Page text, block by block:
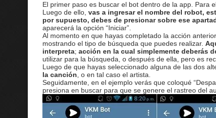
El primer paso es buscar el bot dentro de la app. Para
Luego de ello, vas a ingresar el nombre del robot,
por supuesto, debes de presionar sobre ese
aparecerá la opción “Iniciar”.
Al momento en que hayas completado la acción
mostrando el tipo de búsqueda que puedes realizar.
interpreta; acción en la cual simplemente deberás
utilizar para la búsqueda, o después de ella, pero es
Luego de que hayas seleccionado alguna de las dos
la canción , o en tal caso el artista.
Seguidamente, en el ejemplo verás que coloqué
presiona en buscar para que se genere el rastreo del